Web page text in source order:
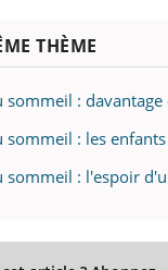
THÈME
sommeil :
sommeil : les
sommeil : l'espoir